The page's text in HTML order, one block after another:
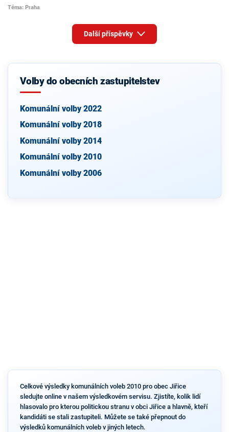
Téma: Praha
Další příspěvky
Volby do obecních zastupitelstev
Komunální volby 2022
Komunální volby 2018
Komunální volby 2014
Komunální volby 2010
Komunální volby 2006
Celkové výsledky komunálních voleb 2010 pro obec Jiřice
sledujte online v našem výsledkovém servisu. Zjistíte, kolik lidí
hlasovalo pro kterou politickou stranu v obci Jiřice a hlavně, kteří
kandidáti se stali zastupiteli. Můžete se také přepnout do
výsledků komunálních voleb v jiných letech.